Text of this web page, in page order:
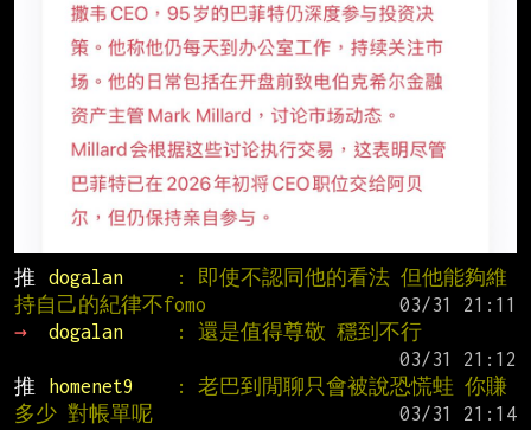
推 dogalan
: 即使不認同他的看法 但他能夠維
持自己的紀律不fomo
→
dogalan
: 還是值得尊敬 穩到不行
推
homenet9
: 老巴到閒聊只會被說恐慌蛙 你賺
多少 對帳單呢